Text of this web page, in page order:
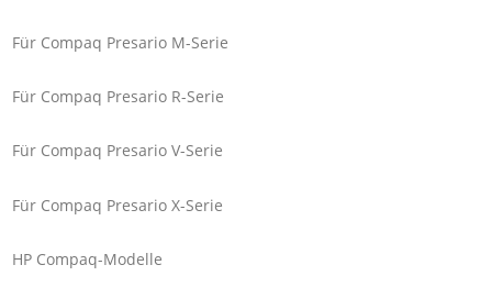
Für Compaq Presario M-Serie
Für Compaq Presario R-Serie
Für Compaq Presario V-Serie
Für Compaq Presario X-Serie
HP Compaq-Modelle